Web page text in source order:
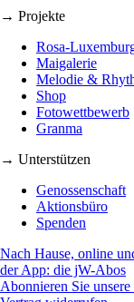
→ Projekte
Rosa-
Maigalerie
Melodie &
Shop
Fotowettbewerb
Granma
→ Unterstützen
Genossenschaft
Aktionsbüro
Spenden
Nach Hause, online
der App: die jW-Abos
Abonnieren Sie